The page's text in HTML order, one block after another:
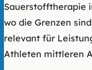
Sauerstofftherapie
wo die Grenzen
relevant für
Athleten mittleren